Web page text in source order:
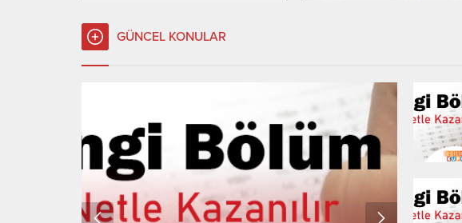
GÜNCEL KONULAR